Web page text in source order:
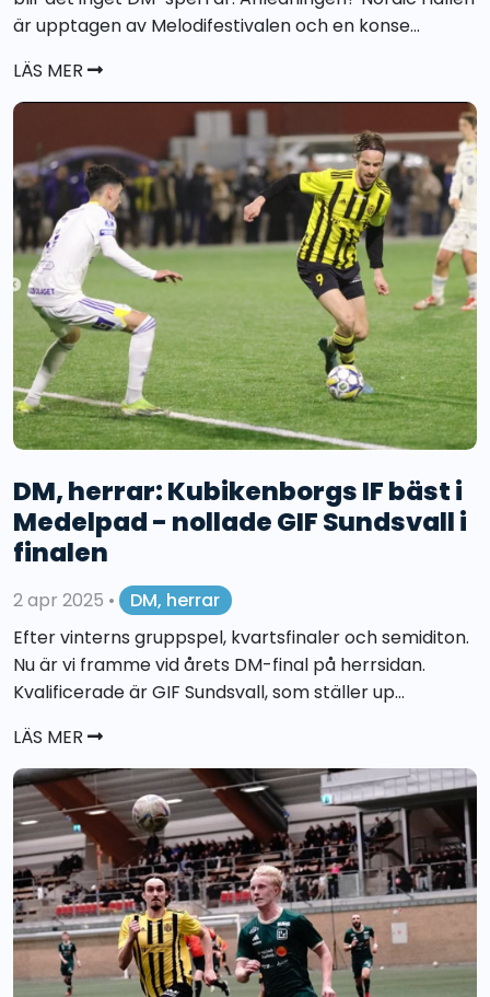
är upptagen av Melodifestivalen och en konse...
LÄS MER
DM, herrar: Kubikenborgs IF bäst i
Medelpad - nollade GIF Sundsvall i
finalen
2 apr 2025 •
DM, herrar
Efter vinterns gruppspel, kvartsfinaler och semiditon.
Nu är vi framme vid årets DM-final på herrsidan.
Kvalificerade är GIF Sundsvall, som ställer up...
LÄS MER